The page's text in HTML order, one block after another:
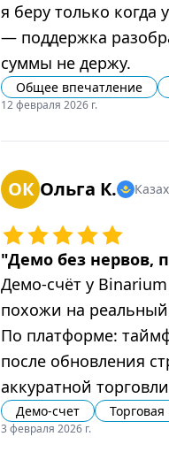
я беру только когда
— поддержка
суммы не держу.
Общее впечатление
12 февраля 2026 г.
ОК Ольга К.
" Демо без
Демо-счёт у
похожи на реальный
По платформе:
после обновления
аккуратной
Демо-счет
3 февраля 2026 г.